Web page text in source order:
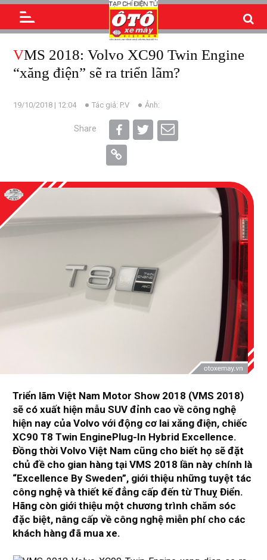
VMS 2018: Volvo XC90 Twin Engine
“xăng điện” sẽ ra triển lãm?
19/10/2018 | 12:04 Tác giả: P.V Ảnh:
Share
Triển lãm Việt Nam Motor Show 2018 (VMS 2018)
sẽ có xuất hiện mẫu SUV đỉnh cao về công nghệ
hiện nay của Volvo với động cơ lai xăng điện, chiếc
XC90 T8 Twin EnginePlug-In Hybrid Excellence.
Đồng thời Volvo Việt Nam cũng cho biết họ sẽ đặt
chủ đề cho gian hàng tại VMS 2018 lần này chính là
“Excellence By Sweden”, giới thiệu những tuyệt tác
công nghệ và thiết kế đẳng cấp đến từ Thuỵ Điển.
Hãng còn giới thiệu một chương trình chăm sóc
đặc biệt, nâng cấp về công nghệ miễn phí cho các
khách hàng đã mua xe.